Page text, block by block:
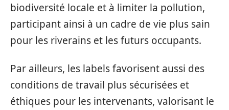
biodiversité locale et à limiter la pollution,
participant ainsi à un cadre de vie plus sain
pour les riverains et les futurs occupants.
Par ailleurs, les labels favorisent aussi des
conditions de travail plus sécurisées et
éthiques pour les intervenants, valorisant le